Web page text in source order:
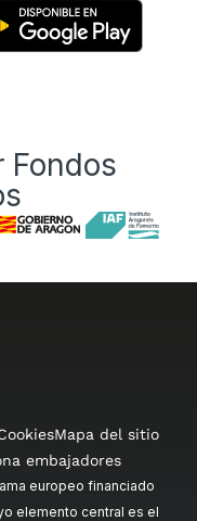
Fondos
Mapa del sitio
embajadores
europeo financiado
elemento central es el